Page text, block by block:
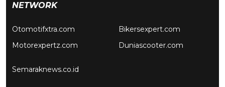
NETWORK
Otomotifxtra.com
Motorexpertz.com
Bikersexpert.com
Duniascooter.com
Semaraknews.co.id